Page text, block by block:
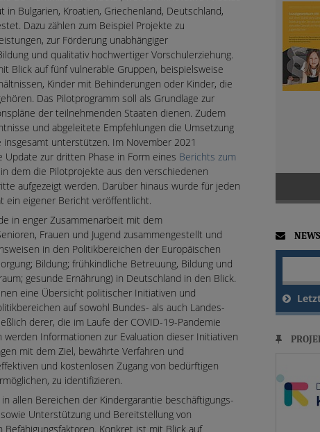
in Bulgarien, Kroatien, Griechenland, Deutschland,
Dazu zählen zum Beispiel Projekte zu
zur Förderung unabhängiger
und qualitativ hochwertiger Vorschulerziehung.
Blick auf fünf vulnerable Gruppen, beispielsweise
Kinder mit Behinderungen oder Kinder, die
Das Pilotprogramm soll als Grundlage zur
der teilnehmenden Staaten dienen. Zudem
und abgeleitete Empfehlungen die Umsetzung
unterstützen. Im November 2021
Update zur dritten Phase in Form eines Berichts zum
dem die Pilotprojekte aus den verschiedenen
aufgezeigt werden. Darüber hinaus wurde für jeden
ein eigener Bericht veröffentlicht.
in enger Zusammenarbeit mit dem
Frauen und Jugend zusammengestellt und
in den Politikbereichen der Europäischen
Bildung; frühkindliche Betreuung, Bildung und
gesunde Ernährung) in Deutschland in den Blick.
eine Übersicht politischer Initiativen und
auf sowohl Bundes- als auch Landes-
derer, die im Laufe der COVID-19-Pandemie
Informationen zur Evaluation dieser Initiativen
mit dem Ziel, bewährte Verfahren und
und kostenlosen Zugang von bedürftigen
zu identifizieren.
allen Bereichen der Kindergarantie beschäftigungs-
Unterstützung und Bereitstellung von
Befähigungsfaktoren. Konkret ist mit Blick auf